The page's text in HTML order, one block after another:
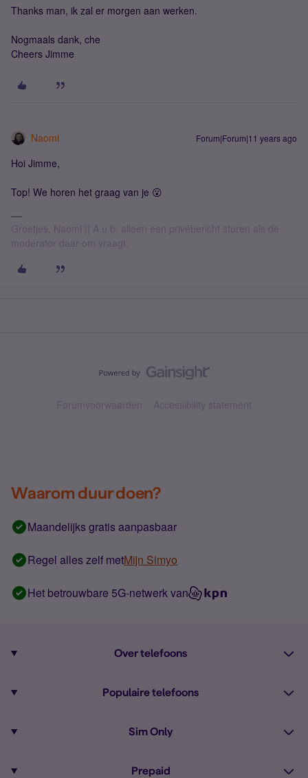
Thanks man, ik zal er morgen aan werken.
Nogmaals dank, che
Cheers Jimme
Naomi Forum|Forum|11 years ago
Hoi Jimme,
Top! We horen het graag van je 😮
Groetjes, Naomi || A.u.b. alleen een privébericht sturen als de
moderator daar om vraagt.
Forumvoorwaarden Accessibility statement
Waarom duur doen?
Maandelijks gratis aanpasbaar
Regel alles zelf metMijn Simyo
Het betrouwbare 5G-netwerk van
Over telefoons
Alle telefoons
Populaire telefoons
Sim Only
Prepaid